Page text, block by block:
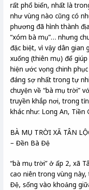
rất phổ biến, nhất là
như vùng nào cũng có
phương đã hình thành
“xóm bà mụ”… nhưng
đặc biệt, vì vậy dân gian
xuống (thiên mụ) để
hiện ước vọng chinh
đáng sợ nhất trong tự
chuyện về “bà mụ trời”
truyền khắp nơi, trong
khác như: Long An, Tiền
BÀ MỤ TRỜI XÃ TÂN
– Đền Bà Đệ
“bà mụ trời” ở ấp 2, xã
cao niên trong vùng
Đệ, sống vào khoảng